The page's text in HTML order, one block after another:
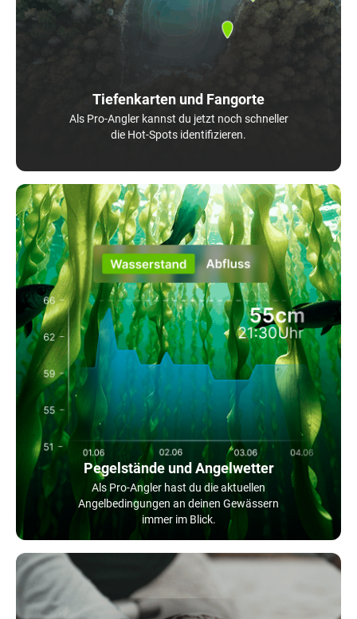
Tiefenkarten und Fangorte
Als Pro-Angler kannst du jetzt noch schneller
die Hot-Spots identifizieren.
Pegelstände und Angelwetter
Als Pro-Angler hast du die aktuellen
Angelbedingungen an deinen Gewässern
immer im Blick.